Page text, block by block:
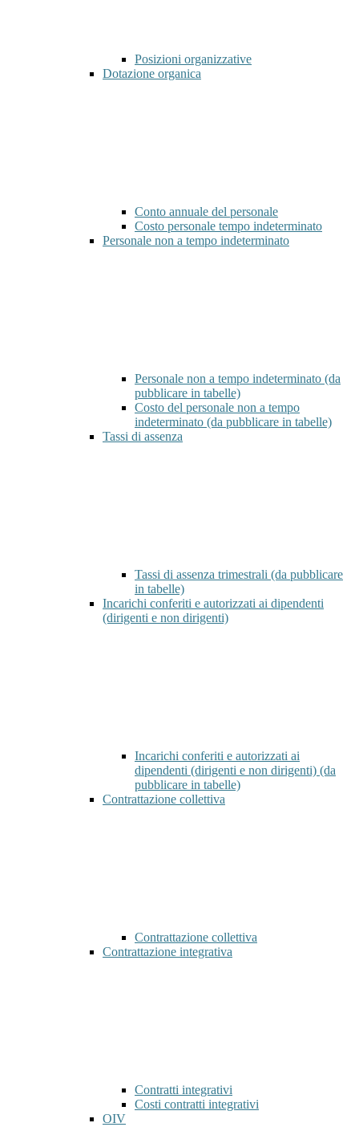
Posizioni organizzative
Dotazione organica
Conto annuale del personale
Costo personale tempo indeterminato
Personale non a tempo indeterminato
Personale non a tempo indeterminato (da
pubblicare in tabelle)
Costo del personale non a tempo
indeterminato (da pubblicare in tabelle)
Tassi di assenza
Tassi di assenza trimestrali (da pubblicare
in tabelle)
Incarichi conferiti e autorizzati ai dipendenti
(dirigenti e non dirigenti)
Incarichi conferiti e autorizzati ai
dipendenti (dirigenti e non dirigenti) (da
pubblicare in tabelle)
Contrattazione collettiva
Contrattazione collettiva
Contrattazione integrativa
Contratti integrativi
Costi contratti integrativi
OIV